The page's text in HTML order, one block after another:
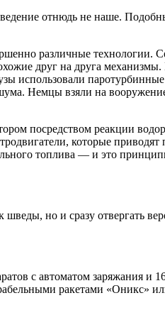
отнюдь не наше.
различные технологии.
друг на друга
использовали
Немцы взяли на
посредством реакции
которые
топлива — и это
шведы, но и сразу отвергать
с автоматом заряжания и
ракетами «Оникс»